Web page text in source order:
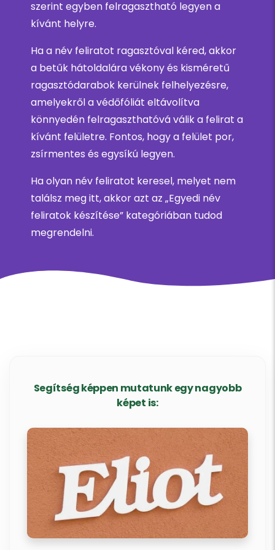
szerint egyben felragasztható legyen a
kívánt helyre.
Ha a név feliratot ragasztóval kéred, akkor
a betűk hátoldalára vékony és kisméretű
ragasztódarabok kerülnek felhelyezésre,
amelyekről a védőfóliát eltávolítva
könnyedén felragaszthatóvá válik a felirat a
kívánt felületre. Fontos, hogy a felület por,
zsírmentes és egysíkú legyen.
Ha olyan név feliratot keresel, melyet nem
találsz meg itt, akkor azt az „Egyedi név
feliratok készítése” kategóriában tudod
megrendelni.
Segítség képpen mutatunk egy nagyobb
képet is: